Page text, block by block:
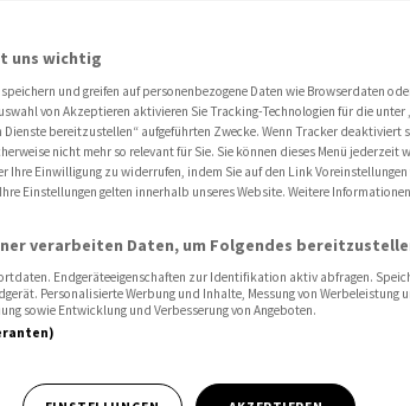
bei Nord Stream 1
uns wichtig
und greifen auf personenbezogene Daten wie Browserdaten
von Akzeptieren aktivieren Sie Tracking-Technologien für die unter
Dienste bereitzustellen“ aufgeführten Zwecke. Wenn Tracker deaktiviert
nicht mehr so relevant für Sie. Sie können dieses Menü jederzeit
Ihre Einwilligung zu widerrufen, indem Sie auf den Link
Einstellungen gelten innerhalb unseres Website. Weitere
verarbeiten Daten, um Folgendes
Endgeräteeigenschaften zur Identifikation aktiv abfragen.
Personalisierte Werbung und Inhalte, Messung von Werbeleistung
sowie Entwicklung und Verbesserung von Angeboten.